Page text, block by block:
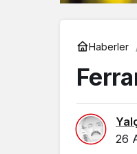
Haberler
26